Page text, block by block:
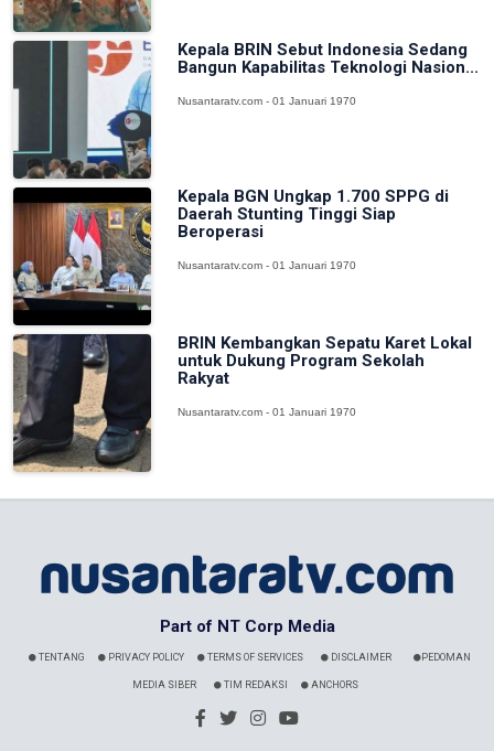
Kepala BRIN Sebut Indonesia Sedang
Bangun Kapabilitas Teknologi Nasion...
Nusantaratv.com - 01 Januari 1970
Kepala BGN Ungkap 1.700 SPPG di
Daerah Stunting Tinggi Siap
Beroperasi
Nusantaratv.com - 01 Januari 1970
BRIN Kembangkan Sepatu Karet Lokal
untuk Dukung Program Sekolah
Rakyat
Nusantaratv.com - 01 Januari 1970
Part of NT Corp Media
TENTANG PRIVACY POLICY TERMS OF SERVICES DISCLAIMER PEDOMAN
MEDIA SIBER TIM REDAKSI ANCHORS